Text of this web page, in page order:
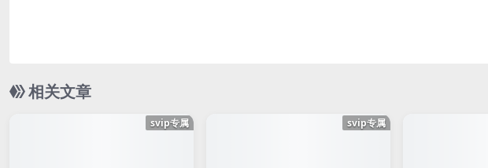
相关文章
svip专属 svip专属